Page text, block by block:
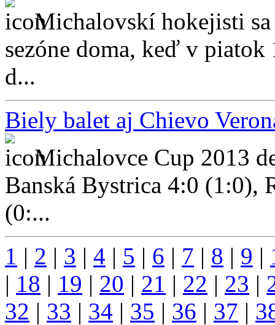
Michalovskí hokejisti
sezóne doma, keď v
d...
Biely balet aj Chievo
Michalovce Cup 2013
Banská Bystrica 4:0 (1:0),
(0:...
1 | 2 | 3 | 4 | 5 | 6 | 7 | 8 | 9 |
| 18 | 19 | 20 | 21 | 22 | 23 |
32 | 33 | 34 | 35 | 36 | 37 |